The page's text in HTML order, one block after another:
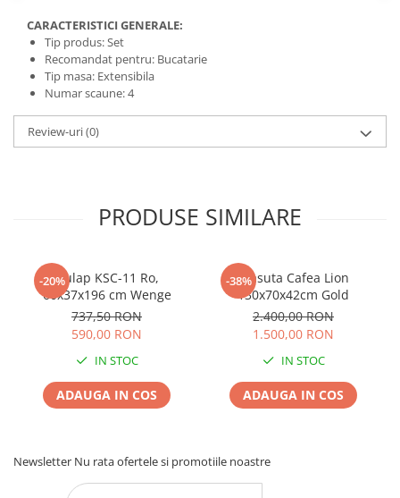
CARACTERISTICI GENERALE:
Tip produs: Set
Recomandat pentru: Bucatarie
Tip masa: Extensibila
Numar scaune: 4
Review-uri(0)
PRODUSE SIMILARE
-20%Dulap KSC-11 Ro,
60x37x196 cm Wenge
737,50 RON
590,00 RON
IN STOC
ADAUGA IN COS
-38%Masuta Cafea Lion
130x70x42cm Gold
2.400,00 RON
1.500,00 RON
IN STOC
ADAUGA IN COS
Newsletter Nu rata ofertele si promotiile noastre